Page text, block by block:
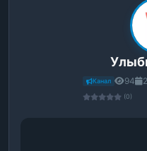
Канал 94
(0)